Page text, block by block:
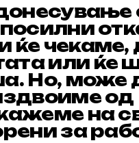
чекаме,
или ќе
Но, може
од
на
за